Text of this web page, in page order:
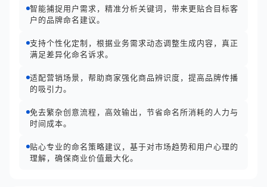
智能捕捉用户需求，精准分析关键词，带来更贴合目标客
户的品牌命名建议。
支持个性化定制，根据业务需求动态调整生成内容，真正
满足差异化命名诉求。
适配营销场景，帮助商家强化商品辨识度，提高品牌传播
的吸引力。
免去繁杂创意流程，高效输出，节省命名所消耗的人力与
时间成本。
贴心专业的命名策略建议，基于对市场趋势和用户心理的
理解，确保商业价值最大化。